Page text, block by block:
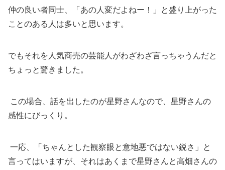
仲の良い者同士、「あの人変だよねー！」と盛り上がった
ことのある人は多いと思います。
でもそれを人気商売の芸能人がわざわざ言っちゃうんだと
ちょっと驚きました。
この場合、話を出したのが星野さんなので、星野さんの
感性にびっくり。
一応、「ちゃんとした観察眼と意地悪ではない鋭さ」と
言ってはいますが、それはあくまで星野さんと高畑さんの